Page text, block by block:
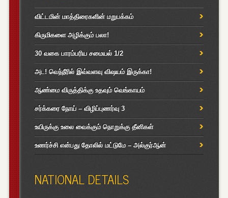
விட்டமின் மாத்திரைகளின் மறுபக்கம்
கிருமிகளை அழிக்கும் பலா!
30 வகை பாரம்பரிய சமையல் 1/2
அட! வெந்நீரில் இவ்வளவு விஷயம் இருக்கா!
ஆண்மை விருத்திக்கு உதவும் வெங்காயம்
சர்க்கரை நோய் – விழிப்புணர்வு 3
உயிருக்கு உலை வைக்கும் நொறுக்கு தீனிகள்
உணர்ச்சி என்பது தோலில் மட்டுமே – அல்குர்ஆன்
NATIONAL DETAILS